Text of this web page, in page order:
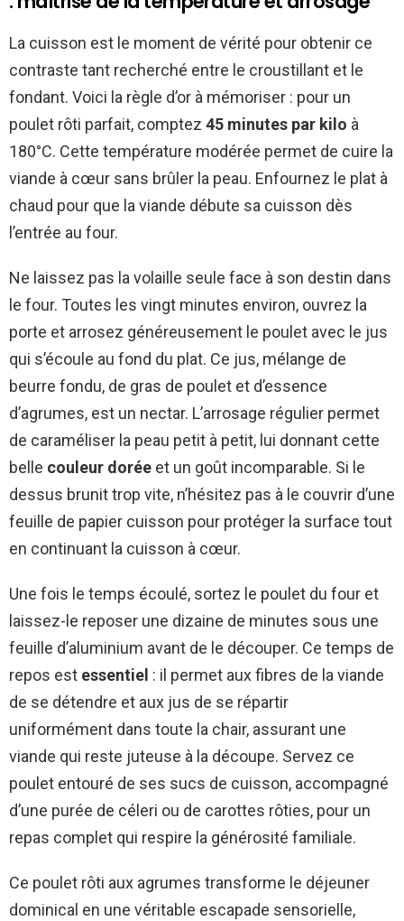
La cuisson est le moment de vérité pour obtenir ce
contraste tant recherché entre le croustillant et le
fondant. Voici la règle d’or à mémoriser : pour un
poulet rôti parfait, comptez 45 minutes par kilo à
180°C. Cette température modérée permet de cuire la
viande à cœur sans brûler la peau. Enfournez le plat à
chaud pour que la viande débute sa cuisson dès
l’entrée au four.
Ne laissez pas la volaille seule face à son destin dans
le four. Toutes les vingt minutes environ, ouvrez la
porte et arrosez généreusement le poulet avec le jus
qui s’écoule au fond du plat. Ce jus, mélange de
beurre fondu, de gras de poulet et d’essence
d’agrumes, est un nectar. L’arrosage régulier permet
de caraméliser la peau petit à petit, lui donnant cette
belle couleur dorée et un goût incomparable. Si le
dessus brunit trop vite, n’hésitez pas à le couvrir d’une
feuille de papier cuisson pour protéger la surface tout
en continuant la cuisson à cœur.
Une fois le temps écoulé, sortez le poulet du four et
laissez-le reposer une dizaine de minutes sous une
feuille d’aluminium avant de le découper. Ce temps de
repos est essentiel : il permet aux fibres de la viande
de se détendre et aux jus de se répartir
uniformément dans toute la chair, assurant une
viande qui reste juteuse à la découpe. Servez ce
poulet entouré de ses sucs de cuisson, accompagné
d’une purée de céleri ou de carottes rôties, pour un
repas complet qui respire la générosité familiale.
Ce poulet rôti aux agrumes transforme le déjeuner
dominical en une véritable escapade sensorielle,